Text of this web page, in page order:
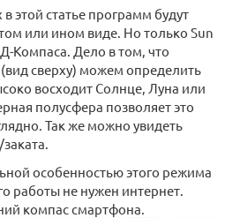
этой статье программ будут
или ином виде. Но только Sun
Компаса. Дело в том, что
сверху) можем определить
восходит Солнце, Луна или
полусфера позволяет это
Так же можно увидеть
особенностью этого режима
работы не нужен интернет.
компас смартфона.